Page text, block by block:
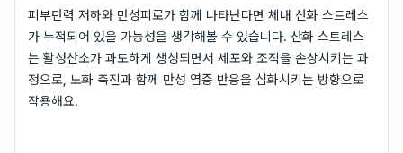
피부탄력 저하와 만성피로가 함께 나타난다면 체내 산화 스트레스
가 누적되어 있을 가능성을 생각해볼 수 있습니다. 산화 스트레스
는 활성산소가 과도하게 생성되면서 세포와 조직을 손상시키는 과
정으로, 노화 촉진과 함께 만성 염증 반응을 심화시키는 방향으로
작용해요.